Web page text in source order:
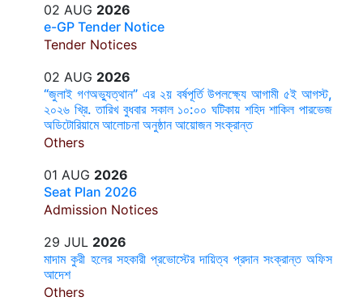
02 AUG 2026
e-GP Tender Notice
Tender Notices
02 AUG 2026
“জুলাই গণঅভ্যুত্থান” এর ২য় বর্ষপূর্তি উপলক্ষ্যে আগামী ৫ই আগস্ট,
২০২৬ খ্রি. তারিখ বুধবার সকাল ১০:০০ ঘটিকায় শহিদ শাকিল পারভেজ
অডিটোরিয়ামে আলোচনা অনুষ্ঠান আয়োজন সংক্রান্ত
Others
01 AUG 2026
Seat Plan 2026
Admission Notices
29 JUL 2026
মাদাম কুরী হলের সহকারী প্রভোস্টের দায়িত্ব প্রদান সংক্রান্ত অফিস
আদেশ
Others